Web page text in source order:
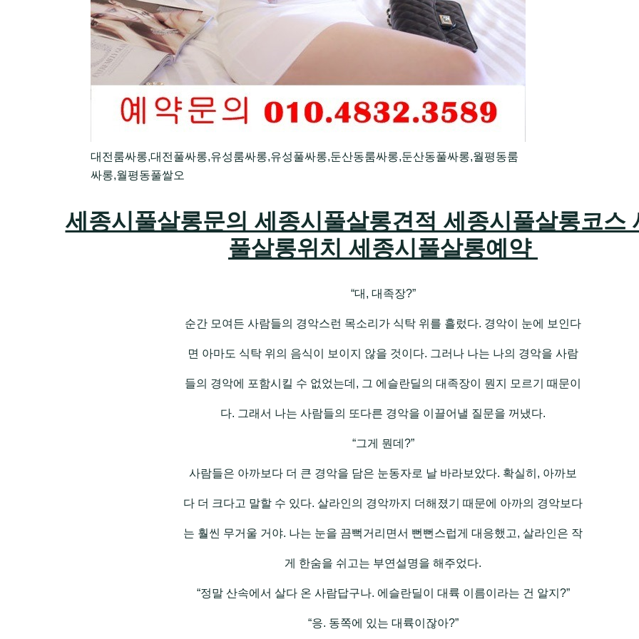
대전룸싸롱,대전풀싸롱,유성룸싸롱,유성풀싸롱,둔산동룸싸롱,둔산동풀싸롱,월평동룸
싸롱,월평동풀쌀오
세종시풀살롱문의 세종시풀살롱견적 세종시풀살롱코스
풀살롱위치 세종시풀살롱예약
“대, 대족장?”
순간 모여든 사람들의 경악스런 목소리가 식탁 위를 흘렀다. 경악이 눈에 보인다
면 아마도 식탁 위의 음식이 보이지 않을 것이다. 그러나 나는 나의 경악을 사람
들의 경악에 포함시킬 수 없었는데, 그 에슬란딜의 대족장이 뭔지 모르기 때문이
다. 그래서 나는 사람들의 또다른 경악을 이끌어낼 질문을 꺼냈다.
“그게 뭔데?”
사람들은 아까보다 더 큰 경악을 담은 눈동자로 날 바라보았다. 확실히, 아까보
다 더 크다고 말할 수 있다. 살라인의 경악까지 더해졌기 때문에 아까의 경악보다
는 훨씬 무거울 거야. 나는 눈을 끔뻑거리면서 뻔뻔스럽게 대응했고, 살라인은 작
게 한숨을 쉬고는 부연설명을 해주었다.
“정말 산속에서 살다 온 사람답구나. 에슬란딜이 대륙 이름이라는 건 알지?”
“응. 동쪽에 있는 대륙이잖아?”